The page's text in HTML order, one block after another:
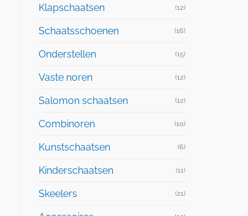
Klapschaatsen (12)
Schaatsschoenen (16)
Onderstellen (15)
Vaste noren (12)
Salomon schaatsen (12)
Combinoren (10)
Kunstschaatsen (6)
Kinderschaatsen (11)
Skeelers (21)